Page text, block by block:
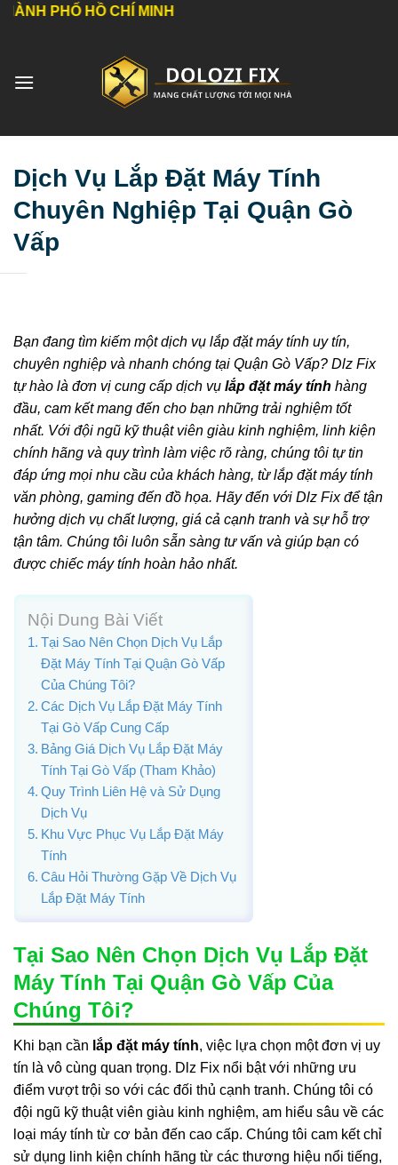
Bỏ
dung
HỒ CHÍ MINH
Dịch Vụ Lắp Đặt Máy Tính
Chuyên Nghiệp Tại Quận Gò
Vấp
Bạn đang tìm kiếm một dịch vụ lắp đặt máy tính uy tín,
chuyên nghiệp và nhanh chóng tại Quận Gò Vấp? Dlz Fix
tự hào là đơn vị cung cấp dịch vụ lắp đặt máy tính hàng
đầu, cam kết mang đến cho bạn những trải nghiệm tốt
nhất. Với đội ngũ kỹ thuật viên giàu kinh nghiệm, linh kiện
chính hãng và quy trình làm việc rõ ràng, chúng tôi tự tin
đáp ứng mọi nhu cầu của khách hàng, từ lắp đặt máy tính
văn phòng, gaming đến đồ họa. Hãy đến với Dlz Fix để tận
hưởng dịch vụ chất lượng, giá cả cạnh tranh và sự hỗ trợ
tận tâm. Chúng tôi luôn sẵn sàng tư vấn và giúp bạn có
được chiếc máy tính hoàn hảo nhất.
Nội Dung Bài Viết
Tại Sao Nên Chọn Dịch Vụ Lắp
Đặt Máy Tính Tại Quận Gò Vấp
Của Chúng Tôi?
Các Dịch Vụ Lắp Đặt Máy Tính
Tại Gò Vấp Cung Cấp
Bảng Giá Dịch Vụ Lắp Đặt Máy
Tính Tại Gò Vấp (Tham Khảo)
Quy Trình Liên Hệ và Sử Dụng
Dịch Vụ
Khu Vực Phục Vụ Lắp Đặt Máy
Tính
Câu Hỏi Thường Gặp Về Dịch Vụ
Lắp Đặt Máy Tính
Tại Sao Nên Chọn Dịch Vụ Lắp Đặt
Máy Tính Tại Quận Gò Vấp Của
Chúng Tôi?
Khi bạn cần lắp đặt máy tính, việc lựa chọn một đơn vị uy
tín là vô cùng quan trọng. Dlz Fix nổi bật với những ưu
điểm vượt trội so với các đối thủ cạnh tranh. Chúng tôi có
đội ngũ kỹ thuật viên giàu kinh nghiệm, am hiểu sâu về các
loại máy tính từ cơ bản đến cao cấp. Chúng tôi cam kết chỉ
sử dụng linh kiện chính hãng từ các thương hiệu nổi tiếng,